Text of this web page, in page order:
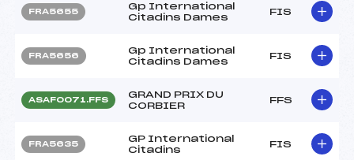
FRA5655
Gp International
Citadins Dames
FIS
FRA5656
Gp International
Citadins Dames
FIS
ASAF0071.FFS
GRAND PRIX DU
CORBIER
FFS
FRA5635
GP International
Citadins
FIS